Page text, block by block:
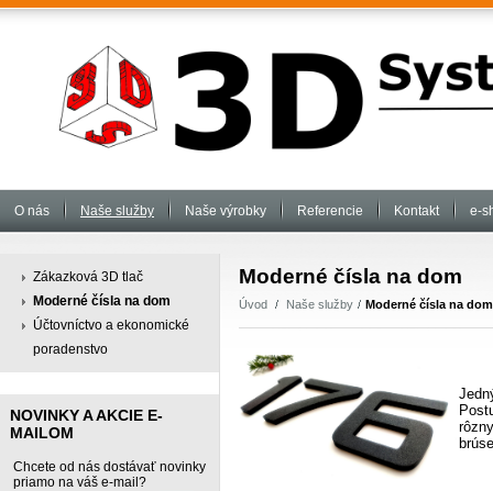
O nás Naše služby Naše výrobky Referencie Kontakt e-
Zákazková 3D tlač
Moderné čísla na dom
Účtovníctvo a ekonomické
poradenstvo
NOVINKY A AKCIE E-
MAILOM
Chcete od nás dostávať novinky
priamo na váš e-mail?
Moderné čísla na dom
Úvod Naše služby Moderné čísla na dom